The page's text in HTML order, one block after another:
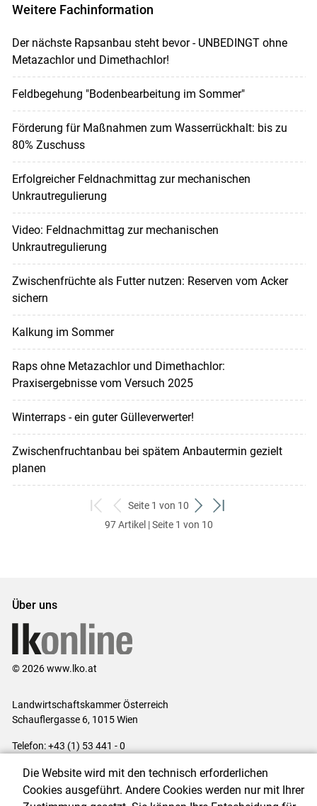
Weitere Fachinformation
Der nächste Rapsanbau steht bevor - UNBEDINGT ohne
Metazachlor und Dimethachlor!
Feldbegehung "Bodenbearbeitung im Sommer"
Förderung für Maßnahmen zum Wasserrückhalt: bis zu
80% Zuschuss
Erfolgreicher Feldnachmittag zur mechanischen
Unkrautregulierung
Video: Feldnachmittag zur mechanischen
Unkrautregulierung
Zwischenfrüchte als Futter nutzen: Reserven vom Acker
sichern
Kalkung im Sommer
Raps ohne Metazachlor und Dimethachlor:
Praxisergebnisse vom Versuch 2025
Winterraps - ein guter Gülleverwerter!
Zwischenfruchtanbau bei spätem Anbautermin gezielt
planen
zum
ersten
zurück
zum
Seite 1 von 10
weiter
zum
zum
97 Artikel | Seite 1 von 10
Über uns
© 2026 www.lko.at
Landwirtschaftskammer Österreich
Schauflergasse 6, 1015 Wien
Telefon:+43 (1) 53 441 - 0
Impressum|Kontakt|Login für Berater|Datenschutzerklärung|
Barrierefreiheit | Cookie-Einstellungen
Die Website wird mit den technisch erforderlichen
Cookies ausgeführt. Andere Cookies werden nur mit Ihrer